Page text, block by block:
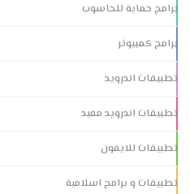
برامج حماية للحاسوب
برامج كمبيوتر
تطبيقات اندرويد
تطبيقات اندرويد مفيد
تطبيقات للايفون
تطبيقات و برامج اسلامية